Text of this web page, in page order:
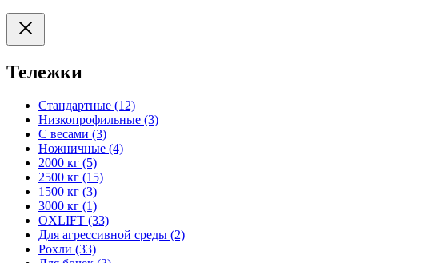
Тележки
Стандартные (12)
Низкопрофильные (3)
С весами (3)
Ножничные (4)
2000 кг (5)
2500 кг (15)
1500 кг (3)
3000 кг (1)
OXLIFT (33)
Для агрессивной среды (2)
Рохли (33)